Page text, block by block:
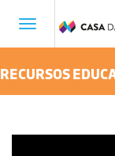
Toggle
RECURSOS